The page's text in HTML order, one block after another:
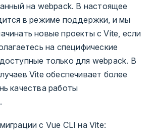
на webpack. В настоящее
в режиме поддержки, и мы
новые проекты с Vite, если
на специфические
только для webpack. В
Vite обеспечивает более
качества работы
с Vue CLI на Vite: